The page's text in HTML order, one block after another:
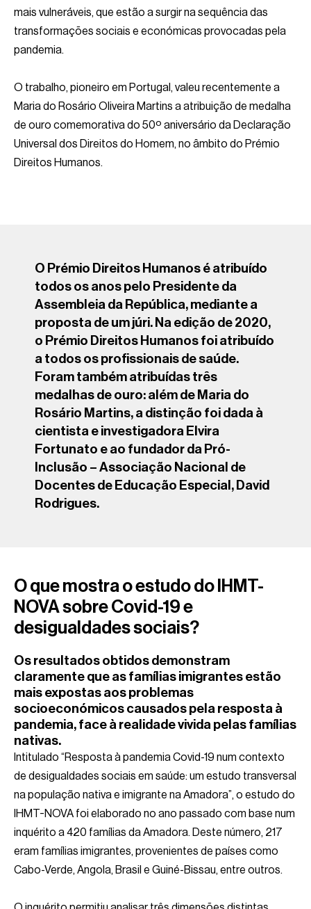
mais vulneráveis, que estão a surgir na sequência das
transformações sociais e económicas provocadas pela
pandemia.
O trabalho, pioneiro em Portugal, valeu recentemente a
Maria do Rosário Oliveira Martins a atribuição de medalha
de ouro comemorativa do 50º aniversário da Declaração
Universal dos Direitos do Homem, no âmbito do Prémio
Direitos Humanos.
O Prémio Direitos Humanos é atribuído
todos os anos pelo Presidente da
Assembleia da República, mediante a
proposta de um júri. Na edição de 2020,
o Prémio Direitos Humanos foi atribuído
a todos os profissionais de saúde.
Foram também atribuídas três
medalhas de ouro: além de Maria do
Rosário Martins, a distinção foi dada à
cientista e investigadora Elvira
Fortunato e ao fundador da Pró-
Inclusão – Associação Nacional de
Docentes de Educação Especial, David
Rodrigues.
O que mostra o estudo do IHMT-
NOVA sobre Covid-19 e
desigualdades sociais?
Os resultados obtidos demonstram
claramente que as famílias imigrantes estão
mais expostas aos problemas
socioeconómicos causados pela resposta à
pandemia, face à realidade vivida pelas famílias
nativas.
Intitulado “Resposta à pandemia Covid-19 num contexto
de desigualdades sociais em saúde: um estudo transversal
na população nativa e imigrante na Amadora”, o estudo do
IHMT-NOVA foi elaborado no ano passado com base num
inquérito a 420 famílias da Amadora. Deste número, 217
eram famílias imigrantes, provenientes de países como
Cabo-Verde, Angola, Brasil e Guiné-Bissau, entre outros.